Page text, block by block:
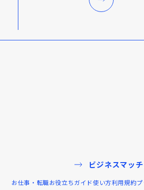
ビジネスマッ
お仕事・転職お役立ちガイド使い方利用規約